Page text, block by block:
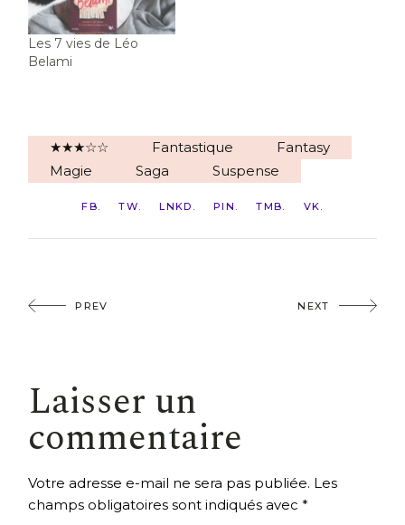
Les 7 vies de Léo
Belami
★★★☆☆ Fantastique
Fantasy
Magie
Saga Suspense
FB TW LNKD PIN TMB VK
PREV NEXT
Laisser un
commentaire
Votre adresse e-mail ne sera pas publiée. Les
champs obligatoires sont indiqués avec*